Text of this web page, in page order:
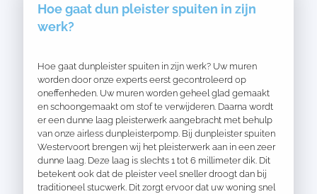
Hoe gaat dun pleister spuiten in zijn
werk?
Hoe gaat dunpleister spuiten in zijn werk? Uw muren
worden door onze experts eerst gecontroleerd op
oneffenheden. Uw muren worden geheel glad gemaakt
en schoongemaakt om stof te verwijderen. Daarna wordt
er een dunne laag pleisterwerk aangebracht met behulp
van onze airless dunpleisterpomp. Bij dunpleister spuiten
Westervoort brengen wij het pleisterwerk aan in een zeer
dunne laag. Deze laag is slechts 1 tot 6 millimeter dik. Dit
betekent ook dat de pleister veel sneller droogt dan bij
traditioneel stucwerk. Dit zorgt ervoor dat uw woning snel